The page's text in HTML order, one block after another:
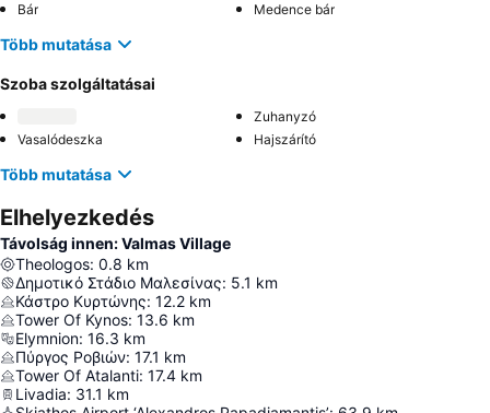
Bár
Medence bár
Több mutatása
Szoba szolgáltatásai
Zuhanyzó
Vasalódeszka
Hajszárító
Több mutatása
Elhelyezkedés
Távolság innen: Valmas Village
Theologos: 0.8 km
Δημοτικό Στάδιο Μαλεσίνας: 5.1 km
Κάστρο Κυρτώνης: 12.2 km
Tower Of Kynos: 13.6 km
Elymnion: 16.3 km
Πύργος Ροβιών: 17.1 km
Tower Of Atalanti: 17.4 km
Livadia: 31.1 km